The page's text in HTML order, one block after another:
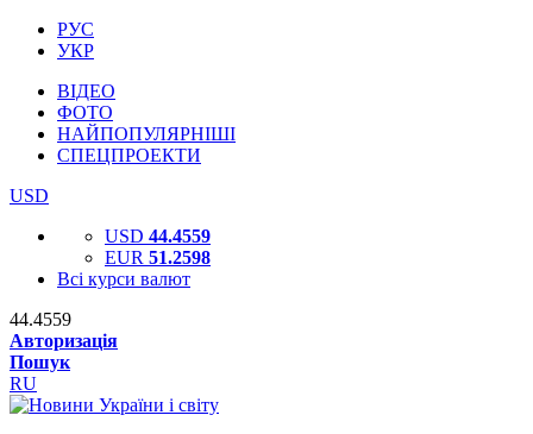
РУС
УКР
ВІДЕО
ФОТО
НАЙПОПУЛЯРНІШІ
СПЕЦПРОЕКТИ
USD
USD 44.4559
EUR 51.2598
Всі курси валют
44.4559
Авторизація
Пошук
RU